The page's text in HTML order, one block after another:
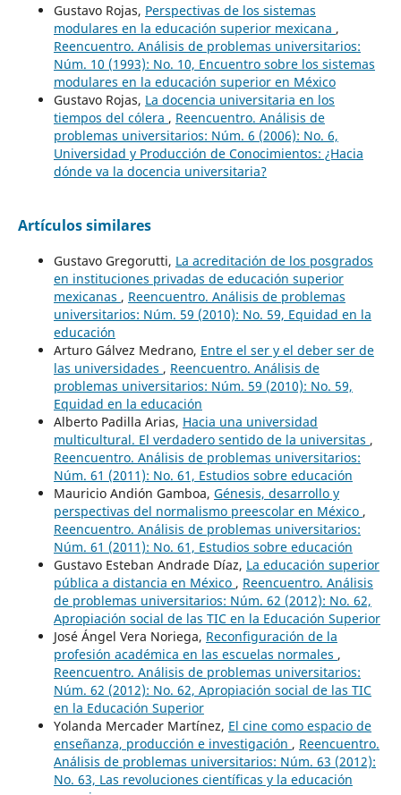
Gustavo Rojas, Perspectivas de los sistemas
modulares en la educación superior mexicana ,
Reencuentro. Análisis de problemas universitarios:
Núm. 10 (1993): No. 10, Encuentro sobre los sistemas
modulares en la educación superior en México
Gustavo Rojas, La docencia universitaria en los
tiempos del cólera , Reencuentro. Análisis de
problemas universitarios: Núm. 6 (2006): No. 6,
Universidad y Producción de Conocimientos: ¿Hacia
dónde va la docencia universitaria?
Artículos similares
Gustavo Gregorutti, La acreditación de los posgrados
en instituciones privadas de educación superior
mexicanas , Reencuentro. Análisis de problemas
universitarios: Núm. 59 (2010): No. 59, Equidad en la
educación
Arturo Gálvez Medrano, Entre el ser y el deber ser de
las universidades , Reencuentro. Análisis de
problemas universitarios: Núm. 59 (2010): No. 59,
Equidad en la educación
Alberto Padilla Arias, Hacia una universidad
multicultural. El verdadero sentido de la universitas ,
Reencuentro. Análisis de problemas universitarios:
Núm. 61 (2011): No. 61, Estudios sobre educación
Mauricio Andión Gamboa, Génesis, desarrollo y
perspectivas del normalismo preescolar en México ,
Reencuentro. Análisis de problemas universitarios:
Núm. 61 (2011): No. 61, Estudios sobre educación
Gustavo Esteban Andrade Díaz, La educación superior
pública a distancia en México , Reencuentro. Análisis
de problemas universitarios: Núm. 62 (2012): No. 62,
Apropiación social de las TIC en la Educación Superior
José Ángel Vera Noriega, Reconfiguración de la
profesión académica en las escuelas normales ,
Reencuentro. Análisis de problemas universitarios:
Núm. 62 (2012): No. 62, Apropiación social de las TIC
en la Educación Superior
Yolanda Mercader Martínez, El cine como espacio de
enseñanza, producción e investigación , Reencuentro.
Análisis de problemas universitarios: Núm. 63 (2012):
No. 63, Las revoluciones científicas y la educación